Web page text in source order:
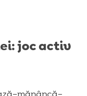
joc activ